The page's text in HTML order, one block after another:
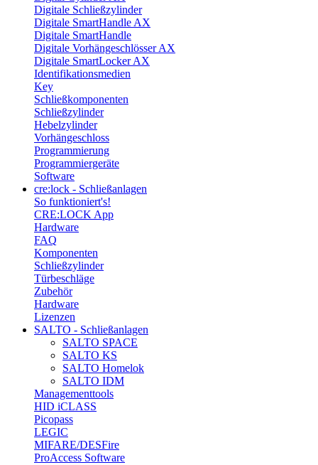
Digitale Schließzylinder
Digitale SmartHandle AX
Digitale SmartHandle
Digitale Vorhängeschlösser AX
Digitale SmartLocker AX
Identifikationsmedien
Key
Schließkomponenten
Schließzylinder
Hebelzylinder
Vorhängeschloss
Programmierung
Programmiergeräte
Software
cre:lock - Schließanlagen
So funktioniert's!
CRE:LOCK App
Hardware
FAQ
Komponenten
Schließzylinder
Türbeschläge
Zubehör
Hardware
Lizenzen
SALTO - Schließanlagen
SALTO SPACE
SALTO KS
SALTO Homelok
SALTO IDM
Managementtools
HID iCLASS
Picopass
LEGIC
MIFARE/DESFire
ProAccess Software